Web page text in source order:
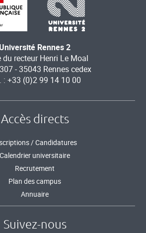
Université Rennes 2
du recteur Henri Le Moal
- 35043 Rennes cedex
: +33 (0)2 99 14 10 00
Accès directs
/ Candidatures
Calendrier universitaire
Recrutement
Plan des campus
Annuaire
Suivez-nous